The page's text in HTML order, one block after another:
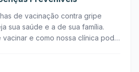
de vacinação contra gripe
sua saúde e a de sua família.
e como nossa clínica pode